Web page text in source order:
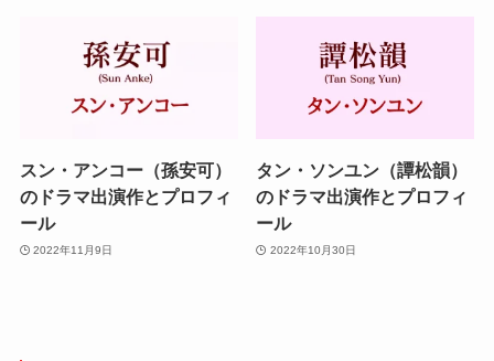
スン・アンコー（孫安可）
のドラマ出演作とプロフィ
ール
2022年11月9日
タン・ソンユン（譚松韻）
のドラマ出演作とプロフィ
ール
2022年10月30日